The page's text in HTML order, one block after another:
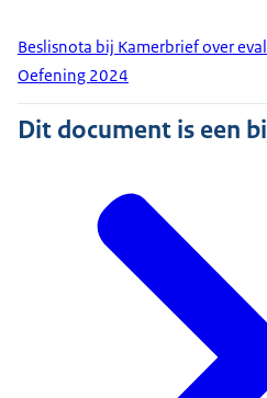
Beslisnota bij Kamerbrief over
Oefening 2024
Dit document is een